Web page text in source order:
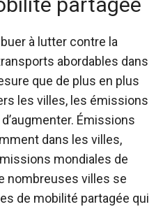
à lutter contre la
abordables dans
que de plus en plus
les villes, les émissions
Émissions
dans les villes,
mondiales de
nombreuses villes se
de mobilité partagée qui